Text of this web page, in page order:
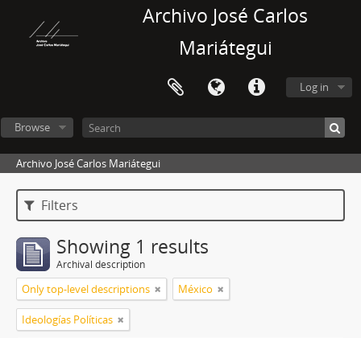
Archivo José Carlos
Mariátegui
Log in
Browse
Archivo José Carlos Mariátegui
Filters
Showing 1 results
Archival description
Only top-level descriptions México
Ideologías Políticas